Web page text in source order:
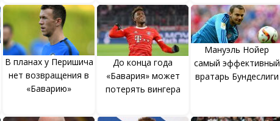
В планах у Перишича
нет возвращения в
«Баварию»
До конца года
«Бавария» может
потерять вингера
Мануэль Нойер
самый эффективный
вратарь Бундеслиги